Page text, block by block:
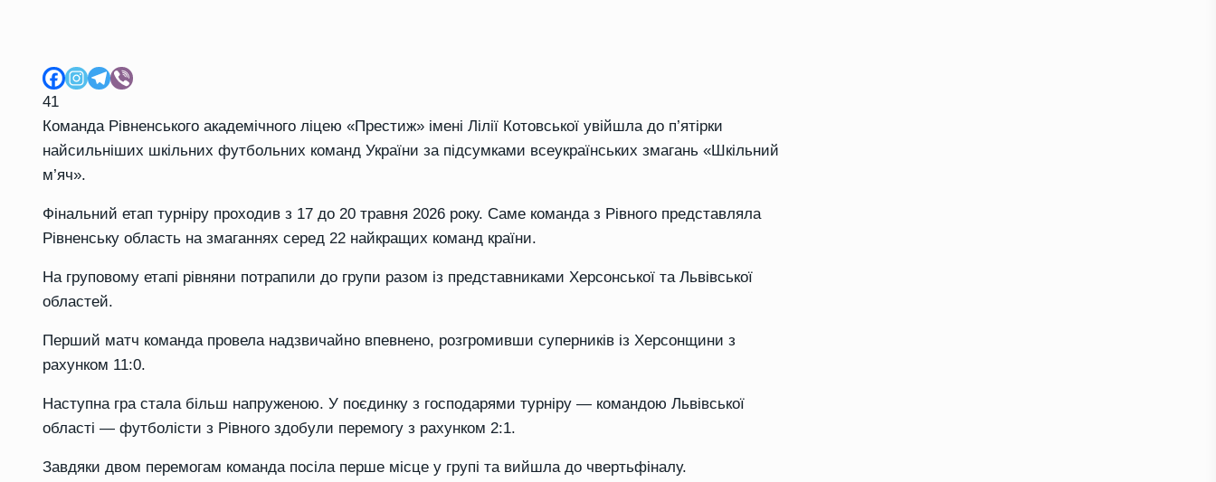
41
Команда Рівненського академічного ліцею «Престиж» імені Лілії Котовської увійшла до п’ятірки
найсильніших шкільних футбольних команд України за підсумками всеукраїнських змагань «Шкільний
м’яч».
Фінальний етап турніру проходив з 17 до 20 травня 2026 року. Саме команда з Рівного представляла
Рівненську область на змаганнях серед 22 найкращих команд країни.
На груповому етапі рівняни потрапили до групи разом із представниками Херсонської та Львівської
областей.
Перший матч команда провела надзвичайно впевнено, розгромивши суперників із Херсонщини з
рахунком 11:0.
Наступна гра стала більш напруженою. У поєдинку з господарями турніру — командою Львівської
області — футболісти з Рівного здобули перемогу з рахунком 2:1.
Завдяки двом перемогам команда посіла перше місце у групі та вийшла до чвертьфіналу.